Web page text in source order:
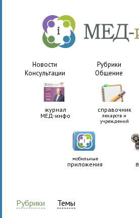
Новости Рубрики
Консультации
Общение
журнал
МЕД-инфо
справочник
лекарств и
учреждений
мобильные
приложения
Рубрики Темы